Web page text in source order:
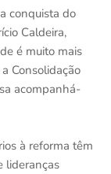
conquista do
Caldeira,
é muito mais
Consolidação
acompanhá-
à reforma têm
lideranças